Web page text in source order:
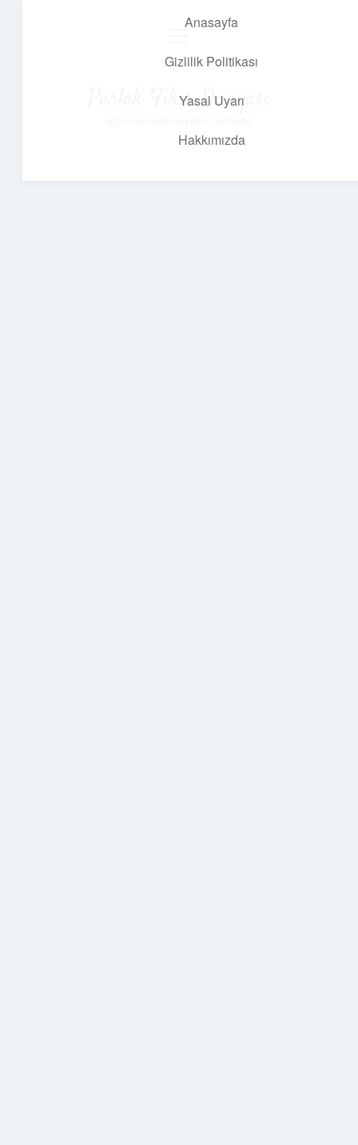
Anasayfa
Gizlilik Politikası
Yasal Uyarı
Hakkımızda
Parlak Fikir Dünyası